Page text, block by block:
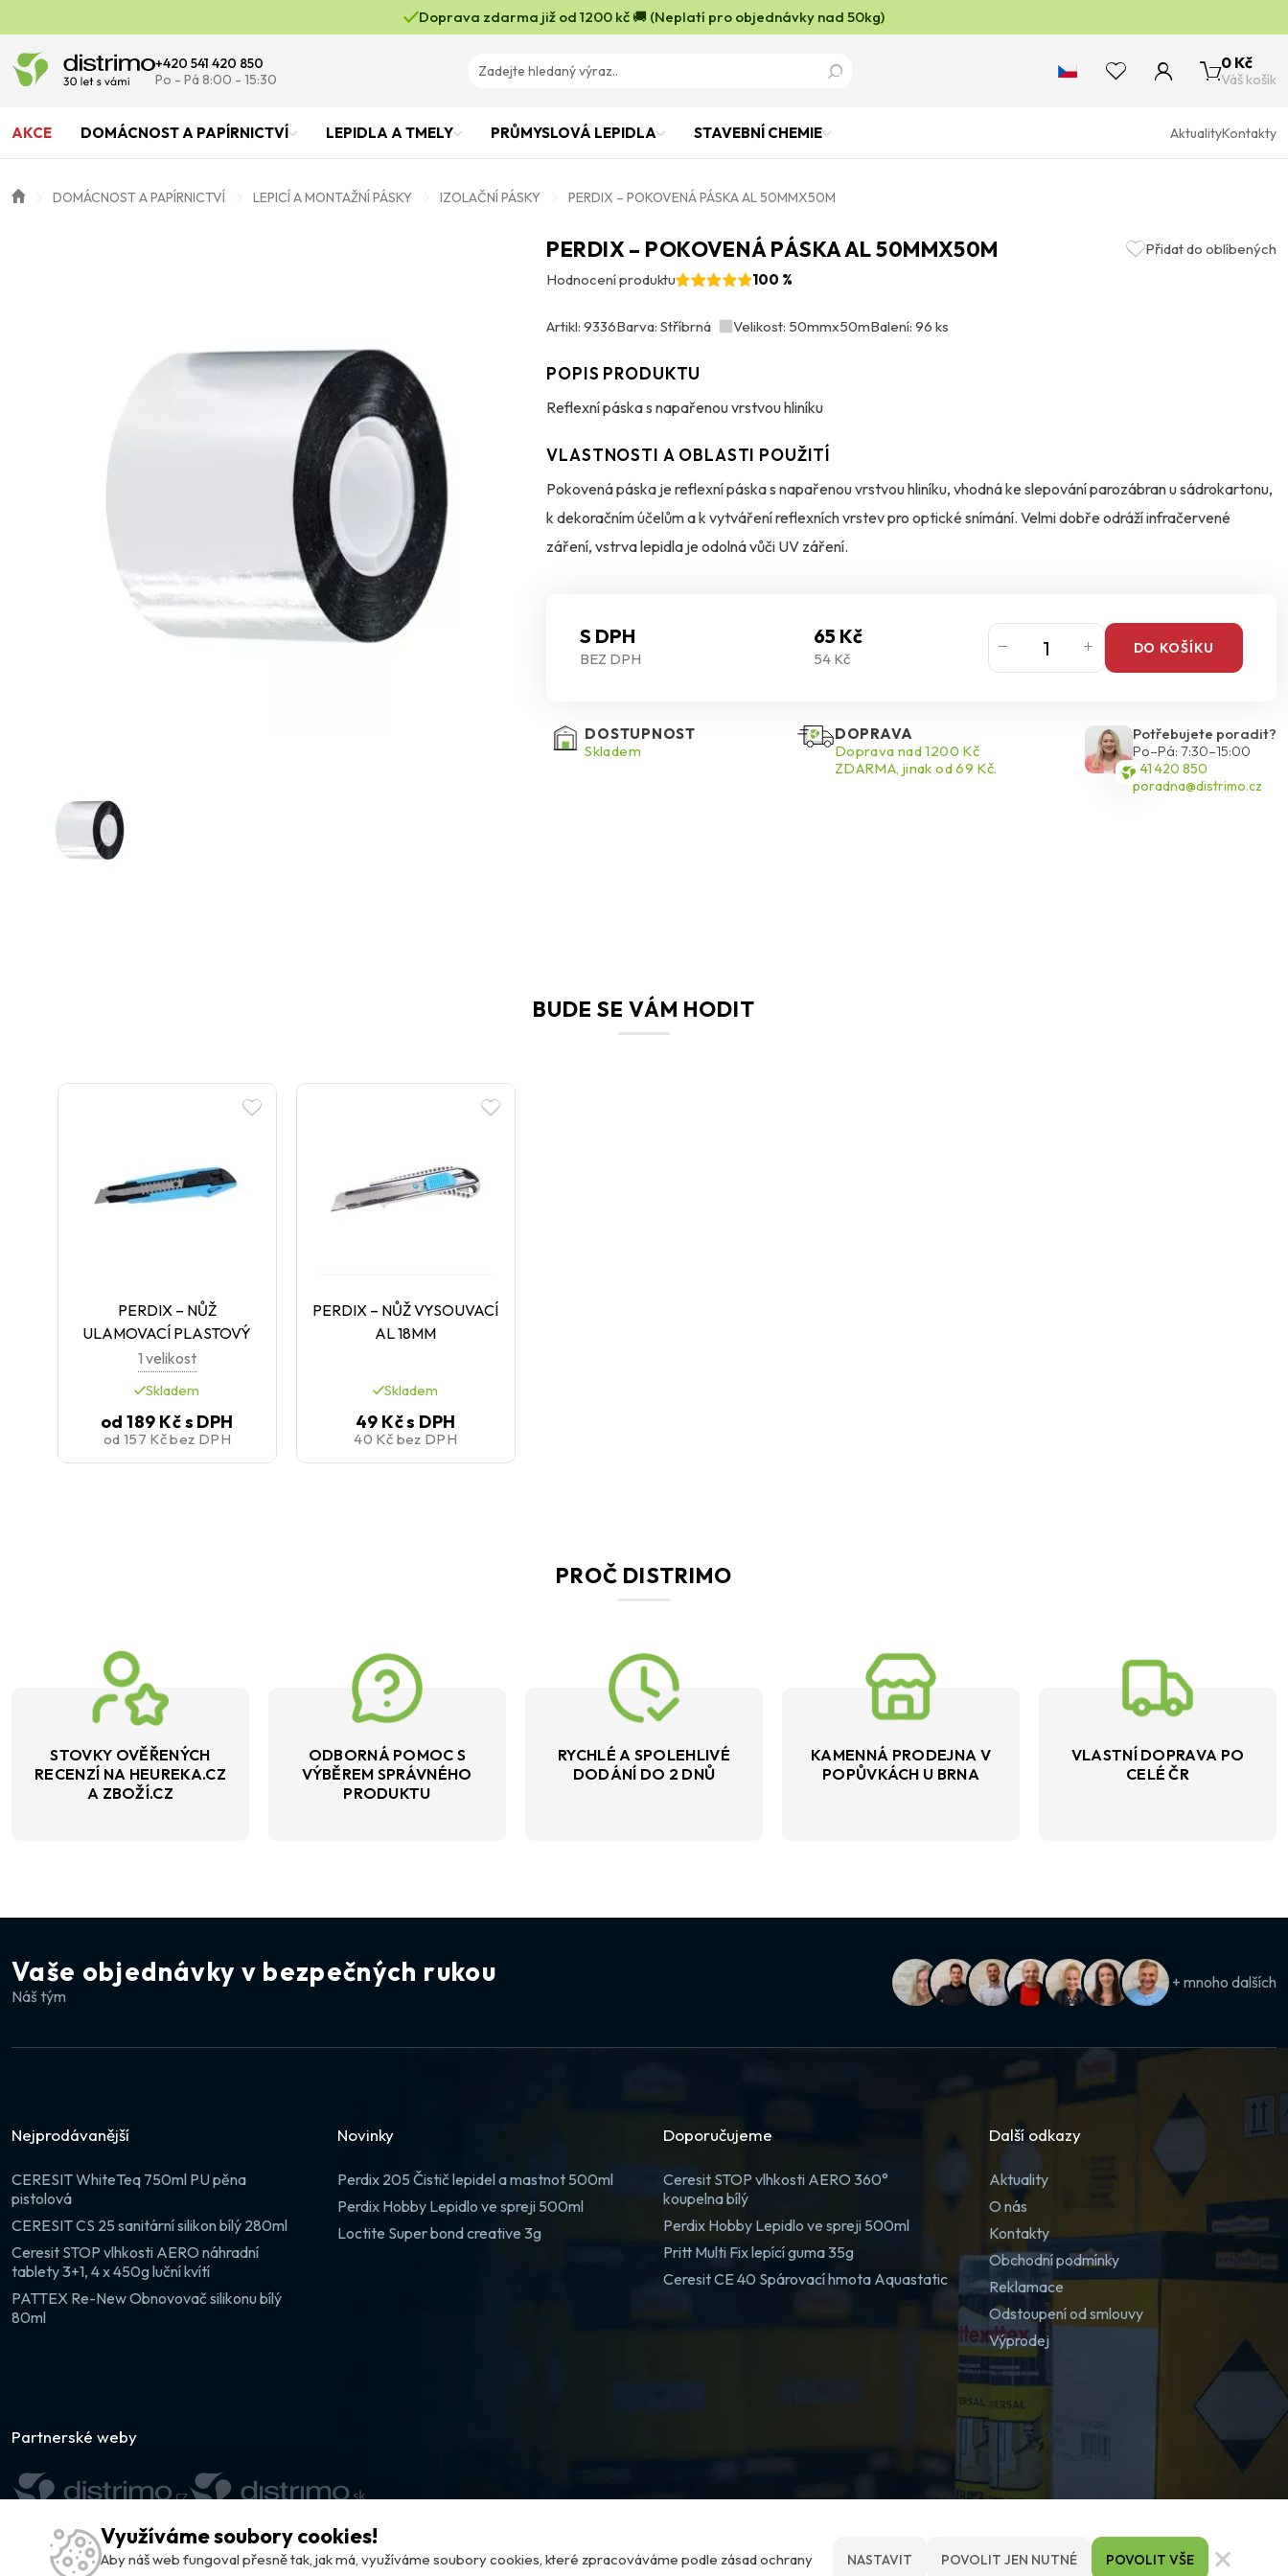
Doprava zdarma již od 1200 kč 🚚 (Neplatí pro objednávky nad 50kg)
+420 541 420 850
Po - Pá 8:00 - 15:30
0 Kč
Váš košík
AKCE DOMÁCNOST A PAPÍRNICTVÍ LEPIDLA A TMELY PRŮMYSLOVÁ LEPIDLA STAVEBNÍ CHEMIE AktualityKontakty
DOMÁCNOST A PAPÍRNICTVÍ LEPICÍ A MONTAŽNÍ PÁSKY IZOLAČNÍ PÁSKY PERDIX – POKOVENÁ PÁSKA AL 50MMX50M
PERDIX – POKOVENÁ PÁSKA AL 50MMX50M
Přidat do oblíbených
Hodnocení produktu
100 %
Artikl: 9336Barva: Stříbrná Velikost: 50mmx50mBalení: 96 ks
POPIS PRODUKTU
Reflexní páska s napařenou vrstvou hliníku
VLASTNOSTI A OBLASTI POUŽITÍ
Pokovená páska je reflexní páska s napařenou vrstvou hliníku, vhodná ke slepování parozábran u sádrokartonu,
k dekoračním účelům a k vytváření reflexních vrstev pro optické snímání. Velmi dobře odráží infračervené
záření, vstrva lepidla je odolná vůči UV záření.
S DPH 65 Kč
BEZ DPH 54 Kč
DO KOŠÍKU
DOSTUPNOST
Skladem
DOPRAVA
Doprava nad 1200 Kč
ZDARMA, jinak od 69 Kč.
Potřebujete poradit?
Po–Pá: 7:30–15:00
541 420 850
poradna@distrimo.cz
BUDE SE VÁM HODIT
PERDIX – NŮŽ
ULAMOVACÍ PLASTOVÝ
1 velikost
Skladem
od 189 Kčs DPH
od 157 Kčbez DPH
PERDIX – NŮŽ VYSOUVACÍ
AL 18MM
Skladem
49 Kčs DPH
40 Kč bez DPH
PROČ DISTRIMO
STOVKY OVĚŘENÝCH
RECENZÍ NA HEUREKA.CZ
A ZBOŽÍ.CZ
ODBORNÁ POMOC S
VÝBĚREM SPRÁVNÉHO
PRODUKTU
RYCHLÉ A SPOLEHLIVÉ
DODÁNÍ DO 2 DNŮ
KAMENNÁ PRODEJNA V
POPŮVKÁCH U BRNA
VLASTNÍ DOPRAVA PO
CELÉ ČR
Vaše objednávky v bezpečných rukou
Náš tým
+ mnoho dalších
Nejprodávanější
CERESIT WhiteTeq 750ml PU pěna
pistolová
CERESIT CS 25 sanitární silikon bílý 280ml
Ceresit STOP vlhkosti AERO náhradní
tablety 3+1, 4 x 450g luční kvítí
PATTEX Re-New Obnovovač silikonu bílý
80ml
Novinky
Perdix 205 Čistič lepidel a mastnot 500ml
Perdix Hobby Lepidlo ve spreji 500ml
Loctite Super bond creative 3g
Doporučujeme
Ceresit STOP vlhkosti AERO 360°
koupelna bílý
Perdix Hobby Lepidlo ve spreji 500ml
Pritt Multi Fix lepící guma 35g
Ceresit CE 40 Spárovací hmota Aquastatic
Další odkazy
Aktuality
O nás
Kontakty
Obchodní podmínky
Reklamace
Odstoupení od smlouvy
Výprodej
Partnerské weby
Využíváme soubory cookies!
Aby náš web fungoval přesně tak, jak má, využíváme soubory cookies, které zpracováváme podle zásad ochrany
NASTAVIT POVOLIT JEN NUTNÉ POVOLIT VŠE